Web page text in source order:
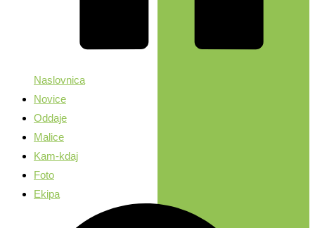
Naslovnica
Novice
Oddaje
Malice
Kam-kdaj
Foto
Ekipa